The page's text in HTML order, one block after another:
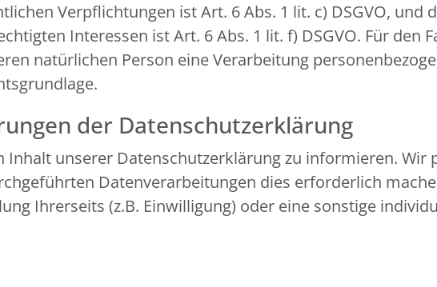
Verpflichtungen ist Art. 6 Abs. 1 lit. c) DSGVO, und
Interessen ist Art. 6 Abs. 1 lit. f) DSGVO. Für den
natürlichen Person eine Verarbeitung
der Datenschutzerklärung
Inhalt unserer Datenschutzerklärung zu informieren. Wir
Datenverarbeitungen dies erforderlich
Ihrerseits (z.B. Einwilligung) oder eine sonstige